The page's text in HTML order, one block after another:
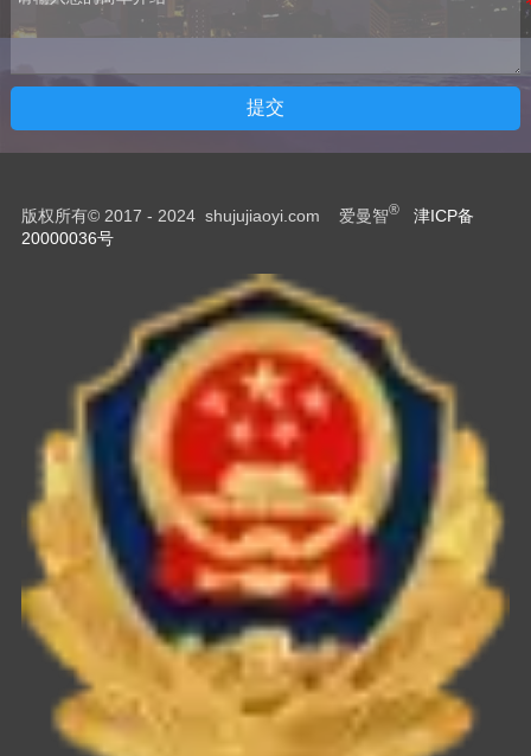
提交
版权所有© 2017 - 2024 shujujiaoyi.com 爱曼智®
津ICP备
20000036号